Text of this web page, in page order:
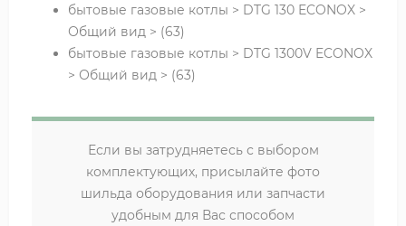
бытовые газовые котлы > DTG 130 ECONOX >
Общий вид > (63)
бытовые газовые котлы > DTG 1300V ECONOX
> Общий вид > (63)
Если вы затрудняетесь с выбором
комплектующих, присылайте фото
шильда оборудования или запчасти
удобным для Вас способом